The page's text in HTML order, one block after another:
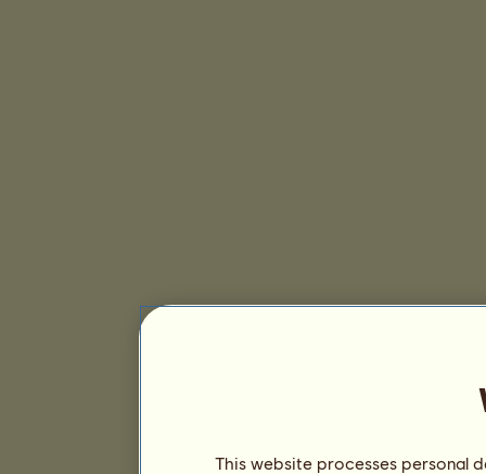
This website processes personal